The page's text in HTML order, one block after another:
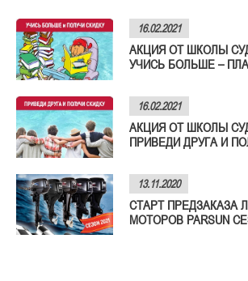
16.02.2021
АКЦИЯ ОТ ШКОЛЫ
УЧИСЬ БОЛЬШЕ –
16.02.2021
АКЦИЯ ОТ ШКОЛЫ
ПРИВЕДИ ДРУГА И
13.11.2020
СТАРТ ПРЕДЗАКАЗА
МОТОРОВ PARSUN